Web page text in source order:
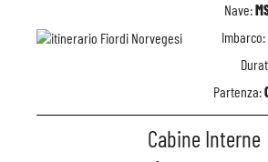
Nave:
Imbarco:
Partenza:
Cabine Interne